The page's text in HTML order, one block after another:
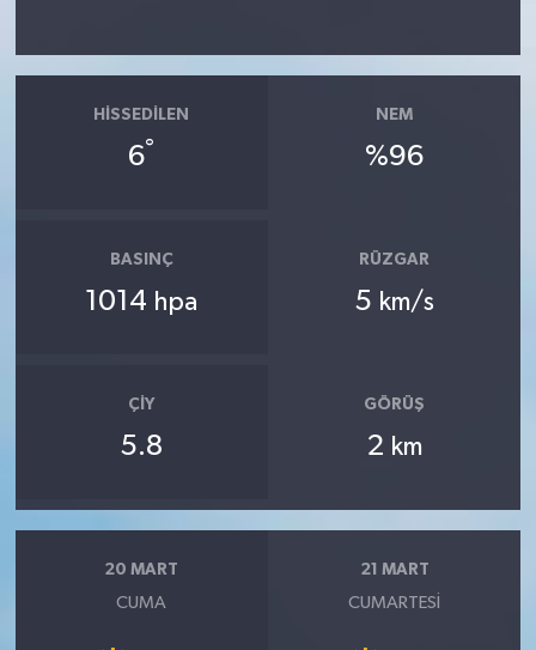
HISSEDILEN
6°
NEM
%96
BASINÇ
1014 hpa
RÜZGAR
5 km/s
ÇIY
5.8
GÖRÜŞ
2 km
20 MART
CUMA
21 MART
CUMARTESI